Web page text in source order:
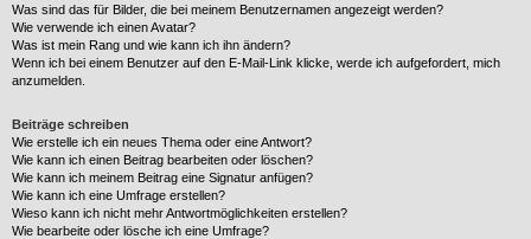
Was sind das für Bilder, die bei meinem Benutzernamen angezeigt werden?
Wie verwende ich einen Avatar?
Was ist mein Rang und wie kann ich ihn ändern?
Wenn ich bei einem Benutzer auf den E-Mail-Link klicke, werde ich aufgefordert, mich
anzumelden.
Beiträge schreiben
Wie erstelle ich ein neues Thema oder eine Antwort?
Wie kann ich einen Beitrag bearbeiten oder löschen?
Wie kann ich meinem Beitrag eine Signatur anfügen?
Wie kann ich eine Umfrage erstellen?
Wieso kann ich nicht mehr Antwortmöglichkeiten erstellen?
Wie bearbeite oder lösche ich eine Umfrage?